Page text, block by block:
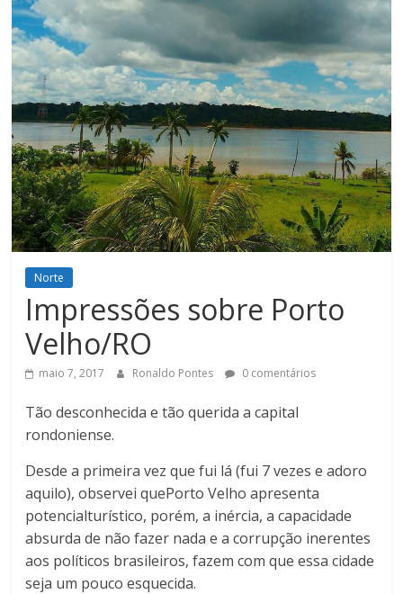
Norte
Impressões sobre Porto
Velho/RO
maio 7, 2017 Ronaldo Pontes 0 comentários
Tão desconhecida e tão querida a capital
rondoniense.
Desde a primeira vez que fui lá (fui 7 vezes e adoro
aquilo), observeiquePorto Velho apresenta
potencialturístico, porém, a inércia, a capacidade
absurda de não fazer nada e a corrupção inerentes
aos políticos brasileiros, fazem com que essa cidade
seja um pouco esquecida.